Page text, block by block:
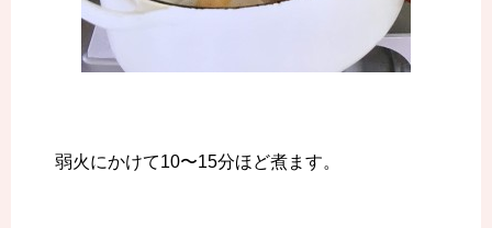
弱火にかけて10〜15分ほど煮ます。